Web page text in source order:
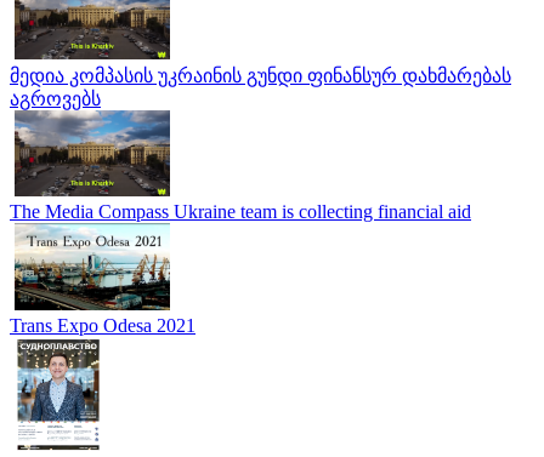
მედია კომპასის უკრაინის გუნდი ფინანსურ დახმარებას
აგროვებს
The Media Compass Ukraine team is collecting financial aid
Trans Expo Odesa 2021